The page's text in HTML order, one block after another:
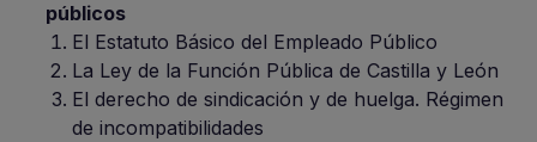
públicos
El Estatuto Básico del Empleado Público
La Ley de la Función Pública de Castilla y León
El derecho de sindicación y de huelga. Régimen
de incompatibilidades